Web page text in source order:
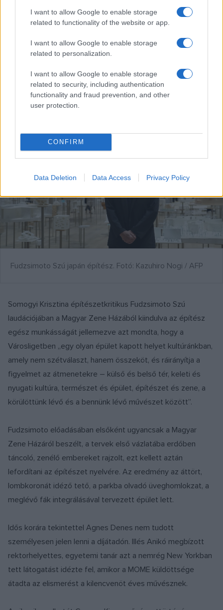
I want to allow Google to enable storage
related to functionality of the website or app.
I want to allow Google to enable storage
related to personalization.
I want to allow Google to enable storage
related to security, including authentication
functionality and fraud prevention, and other
user protection.
CONFIRM
Data Deletion Data Access Privacy Policy
Bauhaus kiemelkedő tanárának a nevét felvette. Moholy-
Nagy művészeti és tanári tevékenysége mellett
iskolaalapító is volt, mélyen autonóm személyiség, olyan
ember, aki szabadon kísérletezve nyert univerzális tudást,
mondta.
Fudzsimoto Szú japán építész. Fotó: Kazuhiro Nogi / AFP
Somogyi Krisztina építészetkritikus Fudzsimoto Szú
laudációjában a Magyar Zene Házából kiindulva az építész
egész munkásságát jellemezve azt mondta, hogy a
Városligetben „egy olyan épület kapott helyet kultúránkban,
amely nem szétválaszt, hanem összeköt, és ráirányítja a
figyelmet az átmenetekre – külső és belső tér, keleti és
nyugati kultúra, természet és épület, építészet és zene, a
körülöttünk lévő és a bennünk lévő művészet között”.
Fudzsimoto előadásában elsőként ugyancsak a Magyar
Zene Házáról beszélt, a tervek első vázlatába erdőben
táncoló, zenélő embereket rajzolt, ezt kellett aztán
lefordítani az építészet nyelvére. Az eredmény az áttört,
lombkoronát idéző tető, a parkba olvadó üveghomlokzat, a
meglévő fák integrálásával tervezett épület lett.
Idős korára tekintettel Agnes Denes nem tudott
személyesen jelen lenni a díjátadón. Illés Anikó megbízott
rektorhelyettes, egyetemi tanár azt a nemrég New Yorkban
tett látogatást idézte fel, amikor a MOME küldöttsége
átadta az elismerést a kilencvenöt éves művésznek.